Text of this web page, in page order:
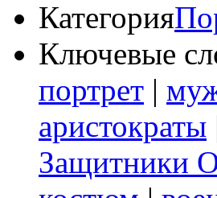
Категория
Ключевые
портрет |
аристократы
Защитники